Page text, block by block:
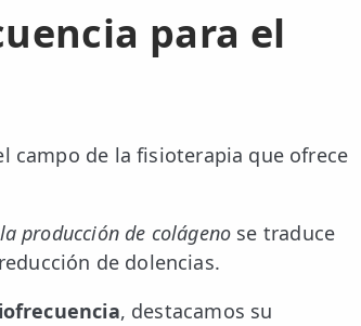
para el
campo de la fisioterapia que ofrece
producción de colágeno se traduce
de dolencias.
, destacamos su